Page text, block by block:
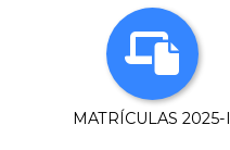
MATRÍCULAS 2025-I